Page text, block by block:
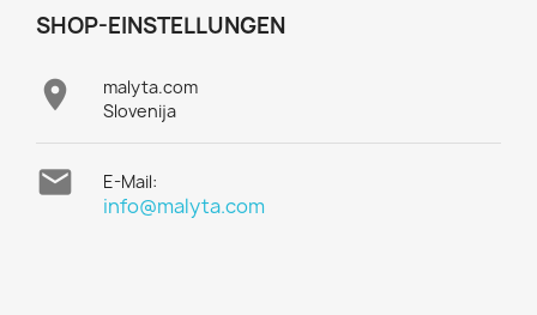
SHOP-EINSTELLUNGEN

malyta.com
Slovenija
 E-Mail:
info@malyta.com